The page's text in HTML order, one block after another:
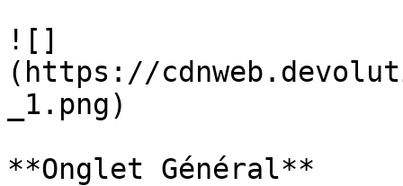
![]
(https://
_1.png)
**Onglet Général**